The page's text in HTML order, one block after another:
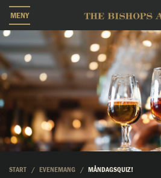
MENY
START EVENEMANG MÅNDAGSQUIZ!